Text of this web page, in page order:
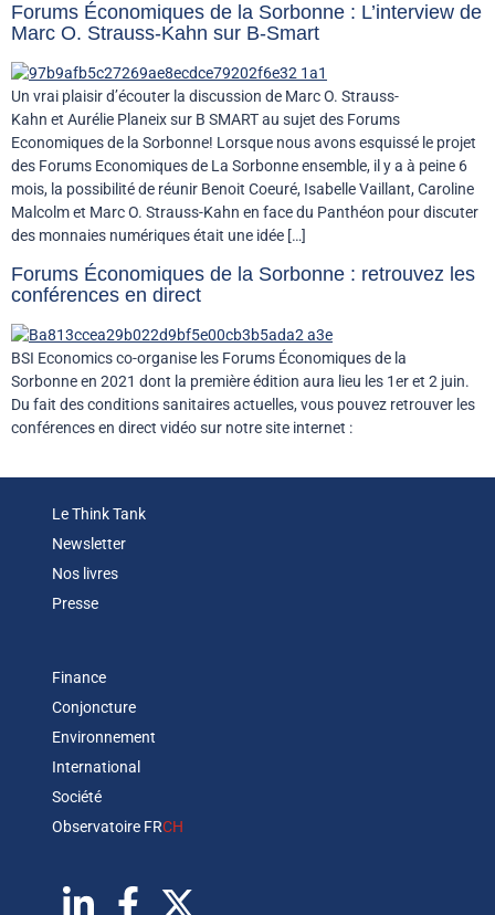
Forums Économiques de la Sorbonne : L’interview de
Marc O. Strauss-Kahn sur B-Smart
Un vrai plaisir d’écouter la discussion de Marc O. Strauss-
Kahn et Aurélie Planeix sur B SMART au sujet des Forums
Economiques de la Sorbonne! Lorsque nous avons esquissé le projet
des Forums Economiques de La Sorbonne ensemble, il y a à peine 6
mois, la possibilité de réunir Benoit Coeuré, Isabelle Vaillant, Caroline
Malcolm et Marc O. Strauss-Kahn en face du Panthéon pour discuter
des monnaies numériques était une idée […]
Forums Économiques de la Sorbonne : retrouvez les
conférences en direct
BSI Economics co-organise les Forums Économiques de la
Sorbonne en 2021 dont la première édition aura lieu les 1er et 2 juin.
Du fait des conditions sanitaires actuelles, vous pouvez retrouver les
conférences en direct vidéo sur notre site internet :
Le Think Tank
Newsletter
Nos livres
Presse
Finance
Conjoncture
Environnement
International
Société
Observatoire FRCH